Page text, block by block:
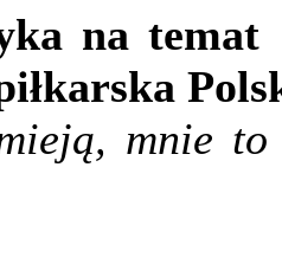
na
mnie to